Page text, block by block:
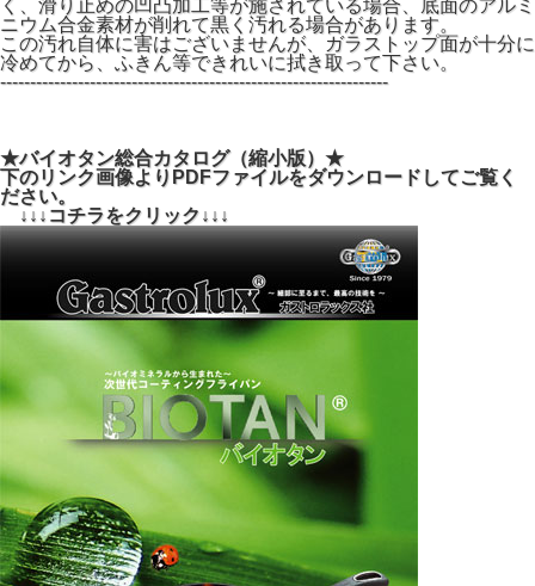
く、滑り止めの凹凸加工等が施されている場合、底面のアルミ
ニウム合金素材が削れて黒く汚れる場合があります。
この汚れ自体に害はございませんが、ガラストップ面が十分に
冷めてから、ふきん等できれいに拭き取って下さい。
-----------------------------------------------------------------
★バイオタン総合カタログ（縮小版）★
下のリンク画像よりPDFファイルをダウンロードしてご覧く
ださい。
↓↓↓コチラをクリック↓↓↓